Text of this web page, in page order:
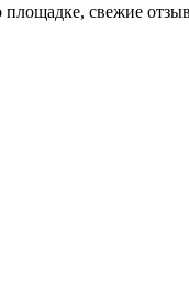
свежие